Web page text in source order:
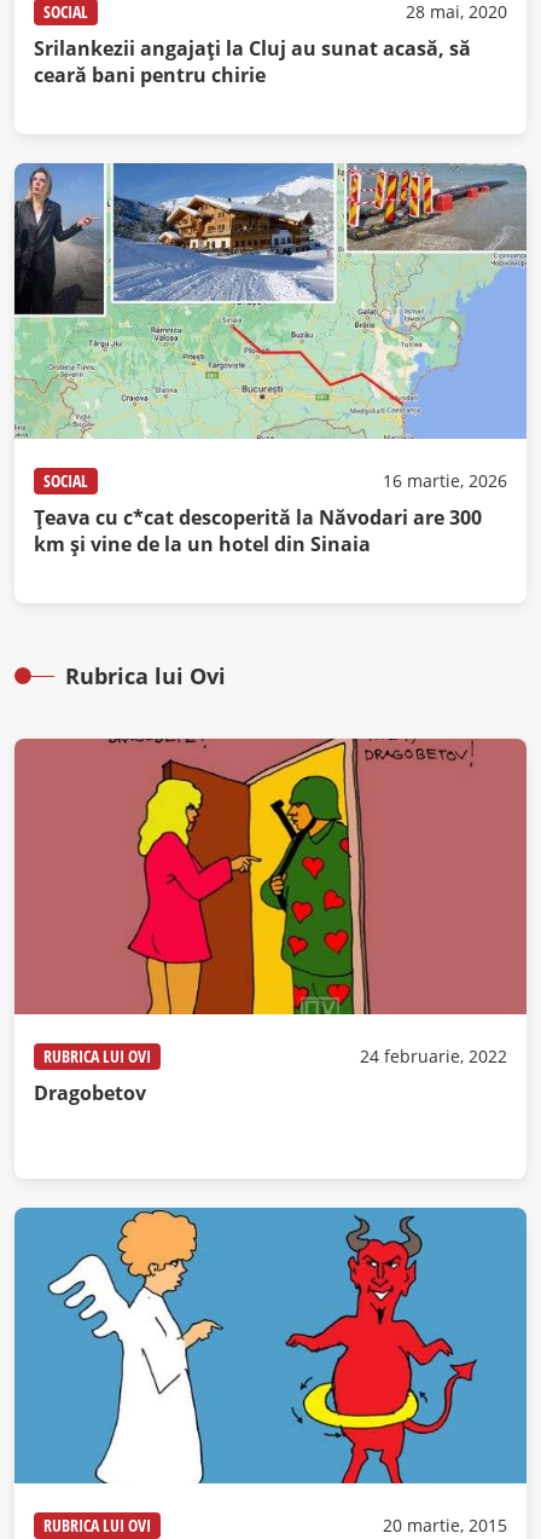
SOCIAL 28 mai, 2020
Srilankezii angajați la Cluj au sunat acasă, să
ceară bani pentru chirie
SOCIAL 16 martie, 2026
Ţeava cu c*cat descoperită la Năvodari are 300
km şi vine de la un hotel din Sinaia
Rubrica lui Ovi
RUBRICA LUI OVI 24 februarie, 2022
Dragobetov
RUBRICA LUI OVI 20 martie, 2015